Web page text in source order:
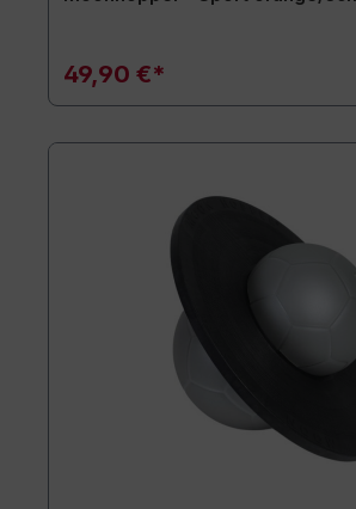
49,90 €*